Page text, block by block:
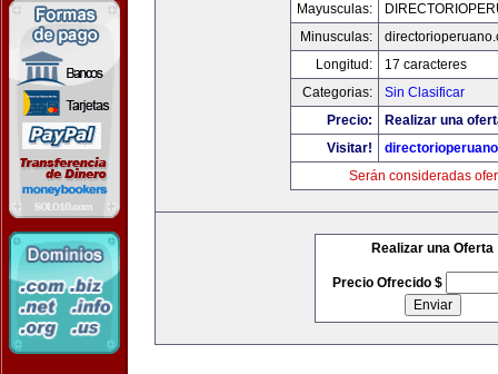
Mayusculas:
Minusculas:
Longitud:
17 caracteres
Categorias:
Sin Clasificar
Precio:
Realizar una
Visitar!
Serán consideradas
Realizar una Oferta
Precio Ofrecido $